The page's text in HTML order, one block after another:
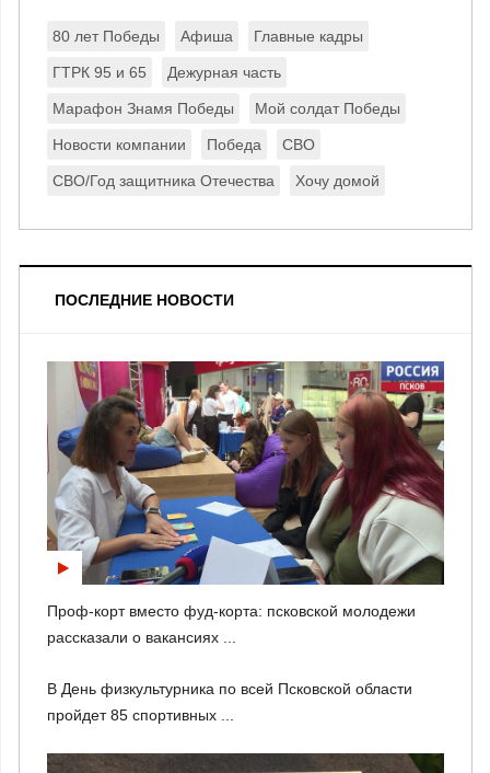
80 лет Победы Афиша Главные кадры
ГТРК 95 и 65 Дежурная часть
Марафон Знамя Победы Мой солдат Победы
Новости компании Победа СВО
СВО/Год защитника Отечества Хочу домой
ПОСЛЕДНИЕ НОВОСТИ
Проф-корт вместо фуд-корта: псковской молодежи
рассказали о вакансиях ...
В День физкультурника по всей Псковской области
пройдет 85 спортивных ...